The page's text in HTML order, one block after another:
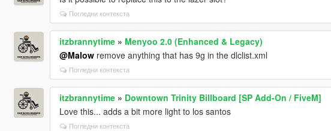
Погледни контекста
itzbrannytime» Menyoo 2.0 (Enhanced & Legacy)
@Malowremove anything that has 9g in the dlclist.xml
Погледни контекста
itzbrannytime» Downtown Trinity Billboard [SP Add-On / FiveM]
Love this... adds a bit more light to los santos
Погледни контекста